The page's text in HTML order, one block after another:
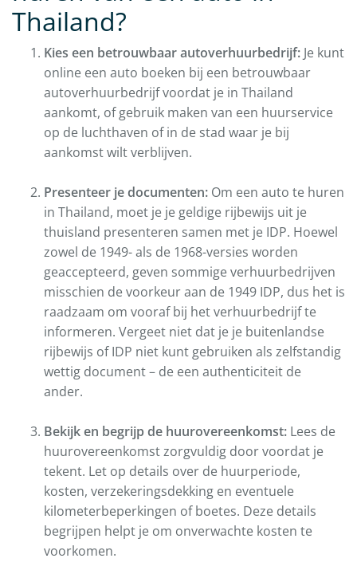
Thailand?
Kies een betrouwbaar autoverhuurbedrijf: Je kunt
online een auto boeken bij een betrouwbaar
autoverhuurbedrijf voordat je in Thailand
aankomt, of gebruik maken van een huurservice
op de luchthaven of in de stad waar je bij
aankomst wilt verblijven.
Presenteer je documenten: Om een auto te huren
in Thailand, moet je je geldige rijbewijs uit je
thuisland presenteren samen met je IDP. Hoewel
zowel de 1949- als de 1968-versies worden
geaccepteerd, geven sommige verhuurbedrijven
misschien de voorkeur aan de 1949 IDP, dus het is
raadzaam om vooraf bij het verhuurbedrijf te
informeren. Vergeet niet dat je je buitenlandse
rijbewijs of IDP niet kunt gebruiken als zelfstandig
wettig document – de een authenticiteit de
ander.
Bekijk en begrijp de huurovereenkomst: Lees de
huurovereenkomst zorgvuldig door voordat je
tekent. Let op details over de huurperiode,
kosten, verzekeringsdekking en eventuele
kilometerbeperkingen of boetes. Deze details
begrijpen helpt je om onverwachte kosten te
voorkomen.